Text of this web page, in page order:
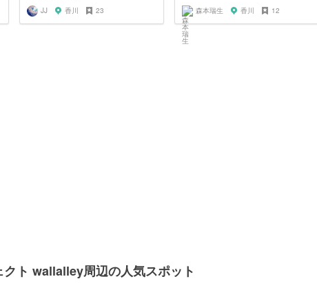
JJ 香川 23 森本瑞生 香川 12
ト wallalley周辺の人気スポット